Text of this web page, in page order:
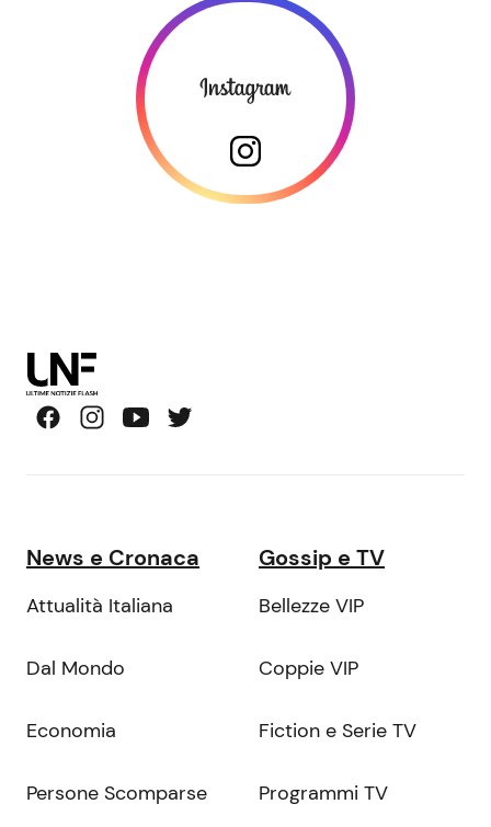
News e Cronaca
Attualità Italiana
Dal Mondo
Economia
Persone Scomparse
Gossip e TV
Bellezze VIP
Coppie VIP
Fiction e Serie TV
Programmi TV